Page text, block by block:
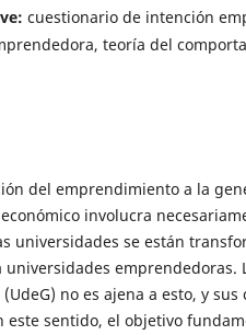
cuestionario de intención
teoría del
del emprendimiento a la
involucra
universidades se están
emprendedoras.
no es ajena a esto, y
este sentido, el objetivo